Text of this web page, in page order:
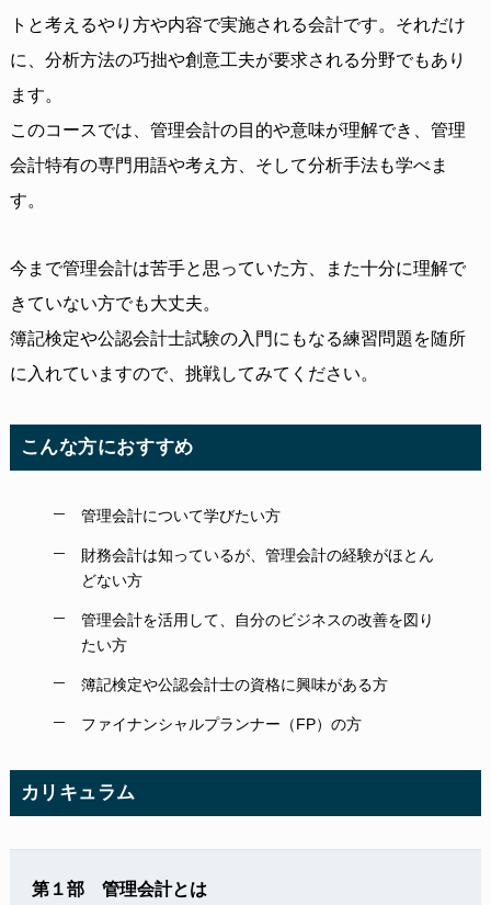
トと考えるやり方や内容で実施される会計です。それだけ
に、分析方法の巧拙や創意工夫が要求される分野でもあり
ます。
このコースでは、管理会計の目的や意味が理解でき、管理
会計特有の専門用語や考え方、そして分析手法も学べま
す。
今まで管理会計は苦手と思っていた方、また十分に理解で
きていない方でも大丈夫。
簿記検定や公認会計士試験の入門にもなる練習問題を随所
に入れていますので、挑戦してみてください。
こんな方におすすめ
管理会計について学びたい方
財務会計は知っているが、管理会計の経験がほとん
どない方
管理会計を活用して、自分のビジネスの改善を図り
たい方
簿記検定や公認会計士の資格に興味がある方
ファイナンシャルプランナー（FP）の方
カリキュラム
第１部 管理会計とは